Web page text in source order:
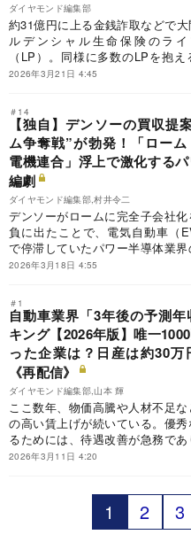
ダイヤモンド編集部
約31億円に上る金銭詐取などで
ルデンシャル生命保険のラ
（LP）。同様に多数のLPを抱
険でも、20億円規模の不適切な金
数の不正が発覚し、やむなく制
になりました。いったい何が起
ょうか。その中身を深掘りします。
2026年3月21日 4:45
＃14
【独自】デンソーの買収提
ム争奪戦”が勃発！「ロー
電機連合」浮上で激化する
編劇
ダイヤモンド編集部,村井令二
デンソーがロームに完全子会社
負に出たことで、電気自動車（
で停滞していたパワー半導体業
を迎えた。デンソーに対抗するの
想」の輪郭も浮かび上がる。ロ
る、水面下の主導権争いの攻防に
2026年3月18日 4:55
＃1
自動車業界「3年後の予測
キング【2026年版】唯一
った企業は？日産は約30万
《再配信》
ダイヤモンド編集部,山本 輝
ここ数年、物価高騰や人材不足
の高い賃上げが続いている。優
るためには、待遇改善が急務で
賃上げ競争の様相を呈している。
2026年3月11日 4:20
1 2 3